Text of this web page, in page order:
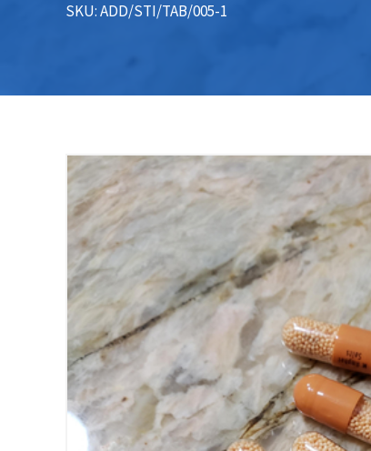
SKU: ADD/STI/TAB/005-1